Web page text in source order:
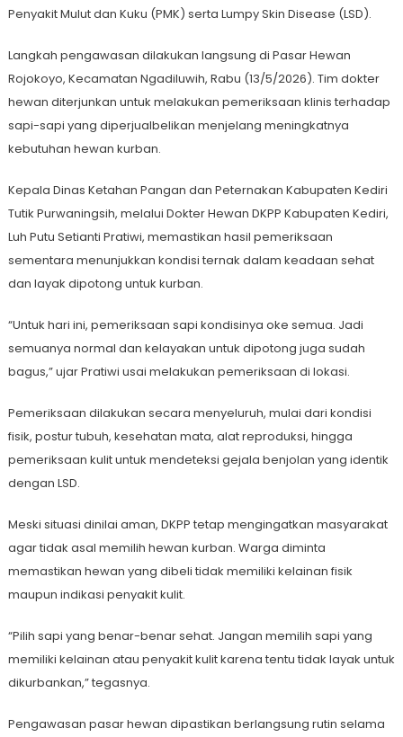
Penyakit Mulut dan Kuku (PMK) serta Lumpy Skin Disease (LSD).
Langkah pengawasan dilakukan langsung di Pasar Hewan
Rojokoyo, Kecamatan Ngadiluwih, Rabu (13/5/2026). Tim dokter
hewan diterjunkan untuk melakukan pemeriksaan klinis terhadap
sapi-sapi yang diperjualbelikan menjelang meningkatnya
kebutuhan hewan kurban.
Kepala Dinas Ketahan Pangan dan Peternakan Kabupaten Kediri
Tutik Purwaningsih, melalui Dokter Hewan DKPP Kabupaten Kediri,
Luh Putu Setianti Pratiwi, memastikan hasil pemeriksaan
sementara menunjukkan kondisi ternak dalam keadaan sehat
dan layak dipotong untuk kurban.
“Untuk hari ini, pemeriksaan sapi kondisinya oke semua. Jadi
semuanya normal dan kelayakan untuk dipotong juga sudah
bagus,” ujar Pratiwi usai melakukan pemeriksaan di lokasi.
Pemeriksaan dilakukan secara menyeluruh, mulai dari kondisi
fisik, postur tubuh, kesehatan mata, alat reproduksi, hingga
pemeriksaan kulit untuk mendeteksi gejala benjolan yang identik
dengan LSD.
Meski situasi dinilai aman, DKPP tetap mengingatkan masyarakat
agar tidak asal memilih hewan kurban. Warga diminta
memastikan hewan yang dibeli tidak memiliki kelainan fisik
maupun indikasi penyakit kulit.
“Pilih sapi yang benar-benar sehat. Jangan memilih sapi yang
memiliki kelainan atau penyakit kulit karena tentu tidak layak untuk
dikurbankan,” tegasnya.
Pengawasan pasar hewan dipastikan berlangsung rutin selama